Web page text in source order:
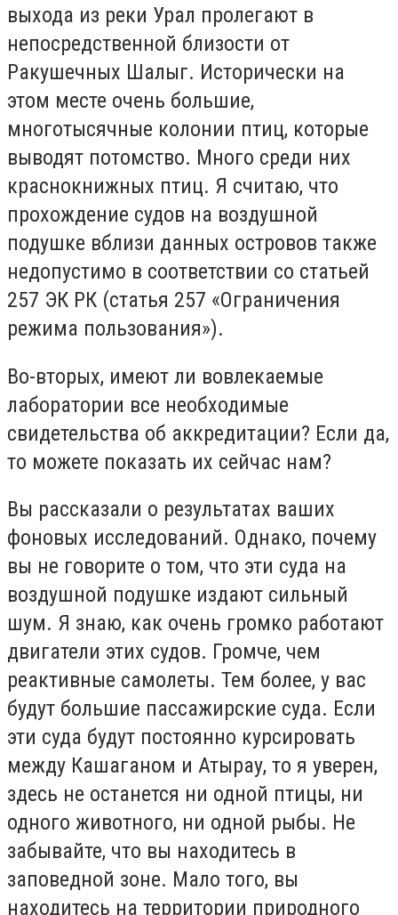
выхода из реки Урал пролегают в
непосредственной близости от
Ракушечных Шалыг. Исторически на
этом месте очень большие,
многотысячные колонии птиц, которые
выводят потомство. Много среди них
краснокнижных птиц. Я считаю, что
прохождение судов на воздушной
подушке вблизи данных островов также
недопустимо в соответствии со статьей
257 ЭК РК (статья 257 «Ограничения
режима пользования»).
Во-вторых, имеют ли вовлекаемые
лаборатории все необходимые
свидетельства об аккредитации? Если да,
то можете показать их сейчас нам?
Вы рассказали о результатах ваших
фоновых исследований. Однако, почему
вы не говорите о том, что эти суда на
воздушной подушке издают сильный
шум. Я знаю, как очень громко работают
двигатели этих судов. Громче, чем
реактивные самолеты. Тем более, у вас
будут большие пассажирские суда. Если
эти суда будут постоянно курсировать
между Кашаганом и Атырау, то я уверен,
здесь не останется ни одной птицы, ни
одного животного, ни одной рыбы. Не
забывайте, что вы находитесь в
заповедной зоне. Мало того, вы
находитесь на территории природного